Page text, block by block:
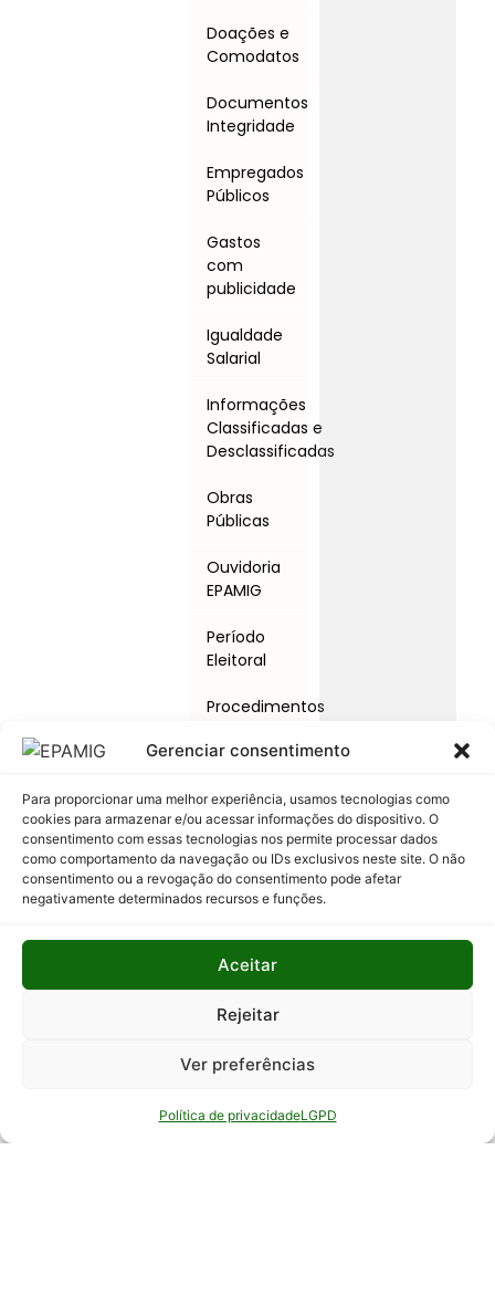
Gerenciar consentimento
Para proporcionar uma melhor experiência, usamos tecnologias como
cookies para armazenar e/ou acessar informações do dispositivo. O
consentimento com essas tecnologias nos permite processar dados
como comportamento da navegação ou IDs exclusivos neste site. O não
consentimento ou a revogação do consentimento pode afetar
negativamente determinados recursos e funções.
Aceitar
Rejeitar
Ver preferências
Política de privacidadeLGPD
Doações e
Comodatos
Documentos
Integridade
Empregados
Públicos
Gastos
com
publicidade
Igualdade
Salarial
Informações
Classificadas e
Desclassificadas
Obras
Públicas
Ouvidoria
EPAMIG
Período
Eleitoral
Procedimentos
e Ações
Relatório
Anual de
Atividades
Auditoria
Interna
Relatório
Serviço de
ao Cidadão